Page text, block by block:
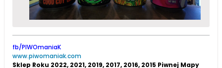
fb/PIWOmaniaK
www.piwomaniak.com
Sklep Roku 2022, 2021, 2019, 2017, 2016, 2015 Piwnej Mapy